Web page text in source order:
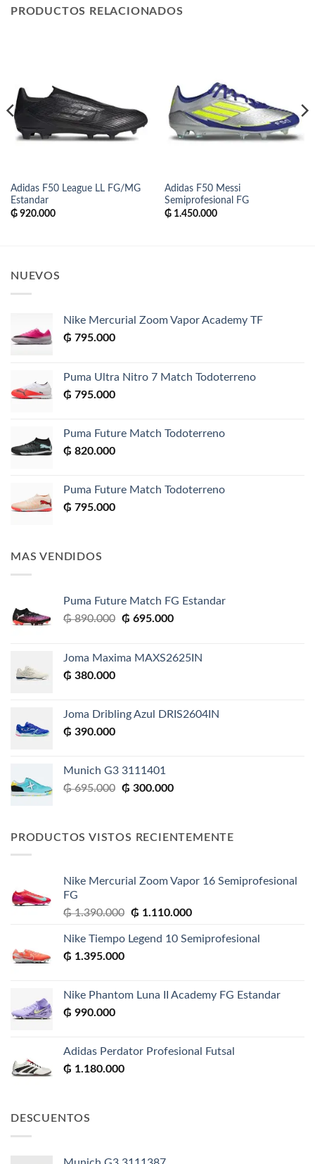
PRODUCTOS RELACIONADOS
Adidas F50 League LL FG/MG
Estandar
₲920.000
Adidas F50 Messi
Semiprofesional FG
₲1.450.000
NUEVOS
Nike Mercurial Zoom Vapor Academy TF
₲ 795.000
Puma Ultra Nitro 7 Match Todoterreno
₲ 795.000
Puma Future Match Todoterreno
₲ 820.000
Puma Future Match Todoterreno
₲ 795.000
MAS VENDIDOS
Puma Future Match FG Estandar
₲890.000 El
era:
₲ 695.000El
es:
Joma Maxima MAXS2625IN
₲ 380.000
Joma Dribling Azul DRIS2604IN
₲ 390.000
Munich G3 3111401
₲695.000 El
era:
₲ 300.000El
es:
PRODUCTOS VISTOS RECIENTEMENTE
Nike Mercurial Zoom Vapor 16 Semiprofesional
FG
₲1.390.000 El
original
₲ 1.110.000El
actual
Nike Tiempo Legend 10 Semiprofesional
₲ 1.395.000
Nike Phantom Luna II Academy FG Estandar
₲ 990.000
Adidas Perdator Profesional Futsal
₲ 1.180.000
DESCUENTOS